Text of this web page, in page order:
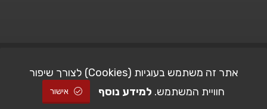
© All Rights Reserved | STUDIO101| Picshare.co.il - כל הזכויות שמורות
אתר זה משתמש בעוגיות (Cookies) לצורך שיפור
חוויית המשתמש. למידע נוסף